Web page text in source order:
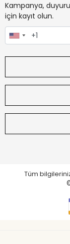
Kampanya,
için kayıt olun.
Tüm